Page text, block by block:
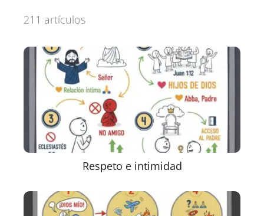
211 artículos
Respeto e intimidad